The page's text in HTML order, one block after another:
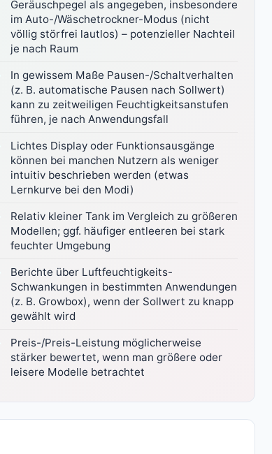
Geräuschpegel als angegeben, insbesondere
im Auto-/Wäschetrockner-Modus (nicht
völlig störfrei lautlos) – potenzieller Nachteil
je nach Raum
In gewissem Maße Pausen-/Schaltverhalten
(z. B. automatische Pausen nach Sollwert)
kann zu zeitweiligen Feuchtigkeitsanstufen
führen, je nach Anwendungsfall
Lichtes Display oder Funktionsausgänge
können bei manchen Nutzern als weniger
intuitiv beschrieben werden (etwas
Lernkurve bei den Modi)
Relativ kleiner Tank im Vergleich zu größeren
Modellen; ggf. häufiger entleeren bei stark
feuchter Umgebung
Berichte über Luftfeuchtigkeits-
Schwankungen in bestimmten Anwendungen
(z. B. Growbox), wenn der Sollwert zu knapp
gewählt wird
Preis-/Preis-Leistung möglicherweise
stärker bewertet, wenn man größere oder
leisere Modelle betrachtet